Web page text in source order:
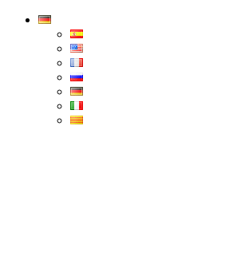
Condorchem